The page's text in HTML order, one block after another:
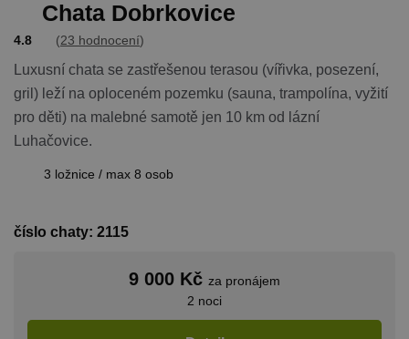
Chata Dobrkovice
4.8 (23 hodnocení)
Luxusní chata se zastřešenou terasou (vířivka, posezení,
gril) leží na oploceném pozemku (sauna, trampolína, vyžití
pro děti) na malebné samotě jen 10 km od lázní
Luhačovice.
3 ložnice / max 8 osob
číslo chaty: 2115
9 000 Kč za pronájem
2 noci